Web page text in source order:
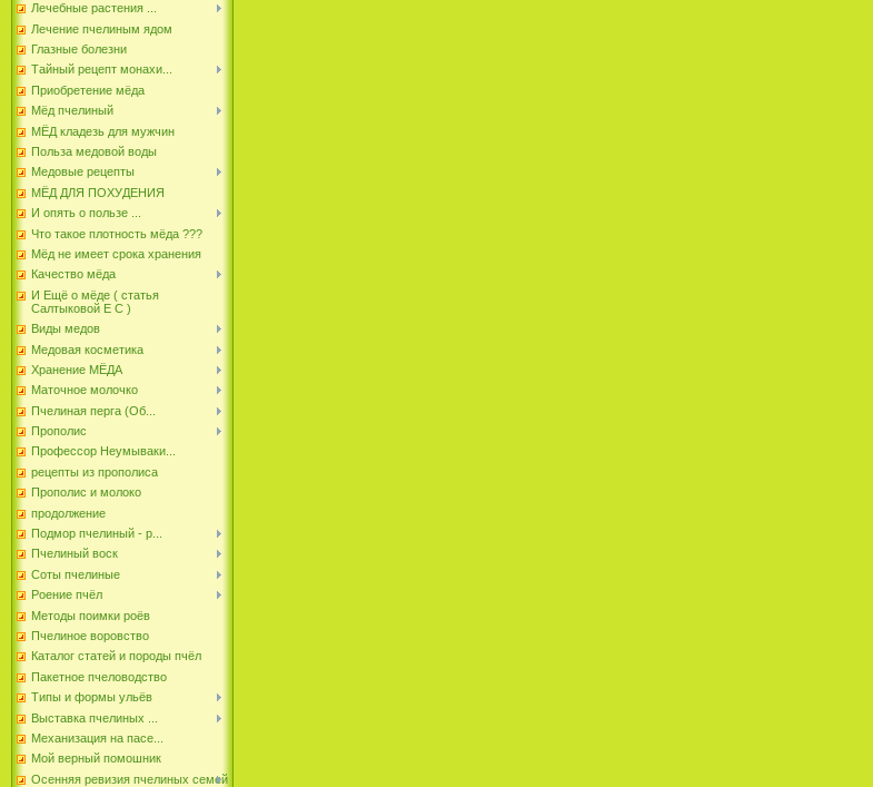
Лечебные растения ...
Лечение пчелиным ядом
Глазные болезни
Тайный рецепт монахи...
Приобретение мёда
Мёд пчелиный
МЁД кладезь для мужчин
Польза медовой воды
Медовые рецепты
МЁД ДЛЯ ПОХУДЕНИЯ
И опять о пользе ...
Что такое плотность мёда ???
Мёд не имеет срока хранения
Качество мёда
И Ещё о мёде ( статья
Салтыковой Е С )
Виды медов
Медовая косметика
Хранение МЁДА
Маточное молочко
Пчелиная перга (Об...
Прополис
Профессор Неумываки...
рецепты из прополиса
Прополис и молоко
продолжение
Подмор пчелиный - р...
Пчелиный воск
Соты пчелиные
Роение пчёл
Методы поимки роёв
Пчелиное воровство
Каталог статей и породы пчёл
Пакетное пчеловодство
Типы и формы ульёв
Выставка пчелиных ...
Механизация на пасе...
Мой верный помошник
Осенняя ревизия пчелиных семей